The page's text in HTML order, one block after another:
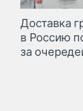
Доставка
в Россию
за